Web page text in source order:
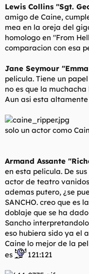
Lewis Collins "Sgt.
amigo de Caine,
mea en la oreja del
homologo en "From
comparacion con esa
Jane Seymour
pelicula. Tiene un
no es que la
Aun asi esta
solo un actor como
Armand Assante
en esta pelicula. De
actor de teatro
ademas putero, ¿se
SANCHO. creo que es
doblaje que se ha
Sancho
eso hubiera sido ya el
Caine lo mejor de la
es
121:121